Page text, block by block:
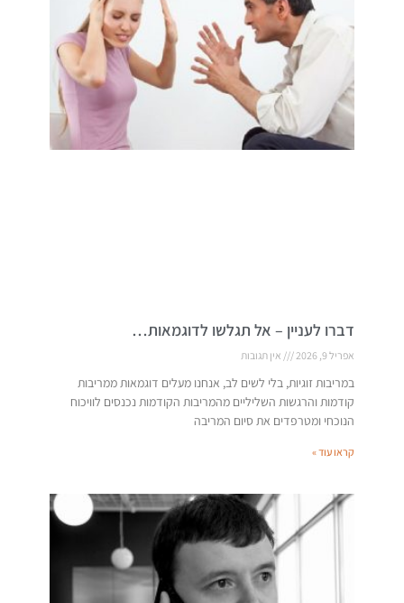
דברו לעניין – אל תגלשו לדוגמאות…
אפריל 9, 2026 אין תגובות
במריבות זוגיות, בלי לשים לב, אנחנו מעלים דוגמאות ממריבות
קודמות והרגשות השליליים מהמריבות הקודמות נכנסים לוויכוח
הנוכחי ומטרפדים את סיום המריבה
קראו עוד »